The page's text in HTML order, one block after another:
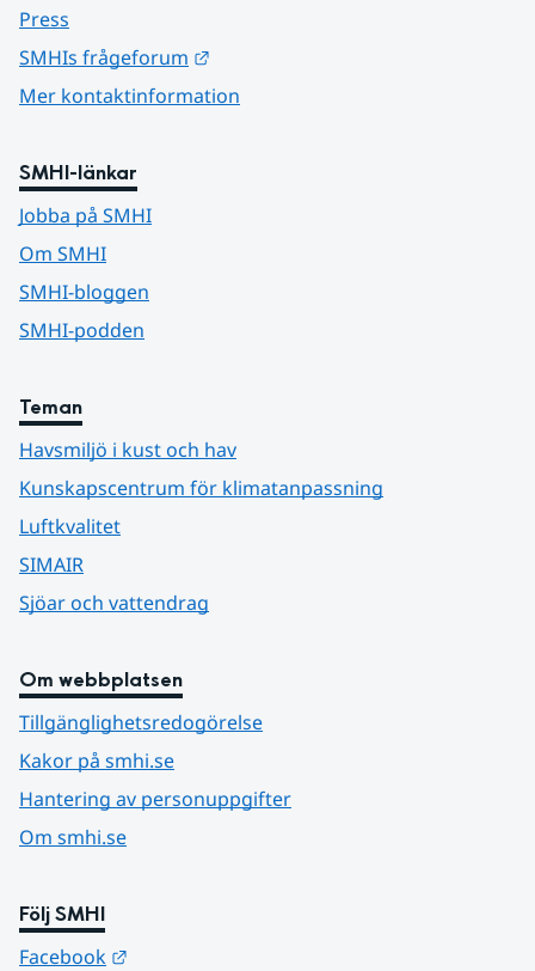
Press
SMHIs frågeforum
Mer kontaktinformation
SMHI-länkar
Jobba på SMHI
Om SMHI
SMHI-bloggen
SMHI-podden
Teman
Havsmiljö i kust och hav
Kunskapscentrum för klimatanpassning
Luftkvalitet
SIMAIR
Sjöar och vattendrag
Om webbplatsen
Tillgänglighetsredogörelse
Kakor på smhi.se
Hantering av personuppgifter
Om smhi.se
Följ SMHI
Facebook